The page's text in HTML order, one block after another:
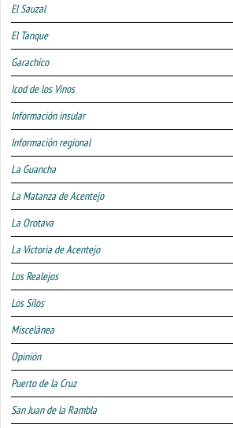
El Sauzal
El Tanque
Garachico
Icod de los Vinos
Información insular
Información regional
La Guancha
La Matanza de Acentejo
La Orotava
La Victoria de Acentejo
Los Realejos
Los Silos
Miscelánea
Opinión
Puerto de la Cruz
San Juan de la Rambla